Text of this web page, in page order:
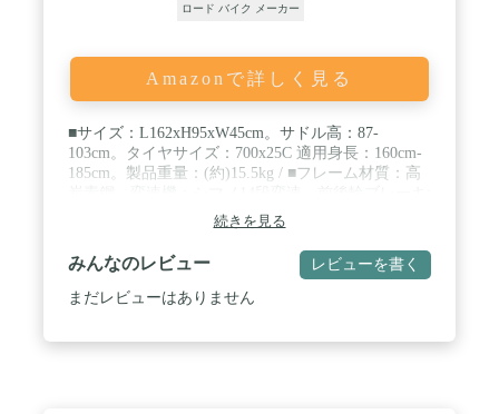
ロード バイク メーカー
Amazonで詳しく見る
■サイズ：L162xH95xW45cm。サドル高：87-
103cm。タイヤサイズ：700x25C 適用身長：160cm-
185cm。製品重量：(約)15.5kg / ■フレーム材質：高
キャリパーブレーキ。ハンドルバー: ドロップハン
ドル。プレゼント：ワイヤ錠・ライト。 / ■ドロッ
プハンドルバー：乗車姿勢を選ばないのがフラット
ハンドルバーとの違い。2WAYブレーキシステムに
より握り位置の自由さ・高い利便性とともにすぐに
続きを見る
みんなのレビュー レビューを書く
まだレビューはありません